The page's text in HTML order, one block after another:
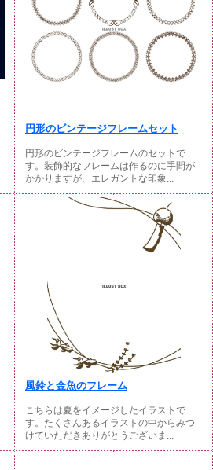
円形のビンテージフレームセット
円形のビンテージフレームのセットで
す。装飾的なフレームは作るのに手間が
かかりますが、エレガントな印象...
風鈴と金魚のフレーム
こちらは夏をイメージしたイラストで
す。たくさんあるイラストの中からみつ
けていただきありがとうございま...